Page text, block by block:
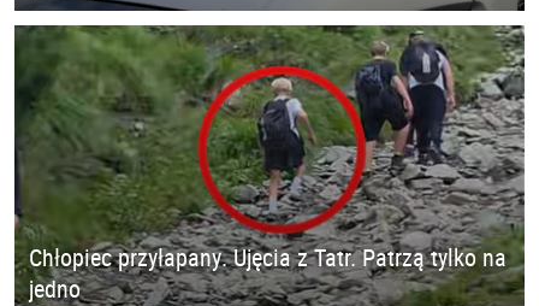
Chłopiec przyłapany. Ujęcia z Tatr. Patrzą tylko na
jedno